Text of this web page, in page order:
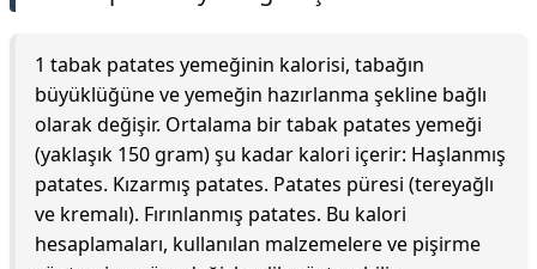
1 tabak patates yemeğinin kalorisi, tabağın
büyüklüğüne ve yemeğin hazırlanma şekline bağlı
olarak değişir. Ortalama bir tabak patates yemeği
(yaklaşık 150 gram) şu kadar kalori içerir: Haşlanmış
patates. Kızarmış patates. Patates püresi (tereyağlı
ve kremalı). Fırınlanmış patates. Bu kalori
hesaplamaları, kullanılan malzemelere ve pişirme